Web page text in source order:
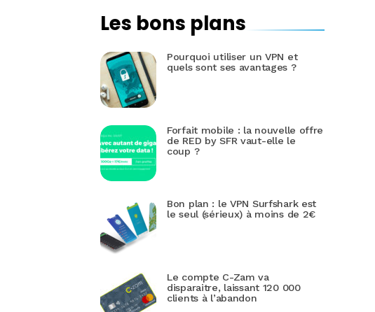
Les bons plans
Pourquoi utiliser un VPN et
quels sont ses avantages ?
Forfait mobile : la nouvelle offre
de RED by SFR vaut-elle le
coup ?
Bon plan : le VPN Surfshark est
le seul (sérieux) à moins de 2€
Le compte C-Zam va
disparaitre, laissant 120 000
clients à l’abandon